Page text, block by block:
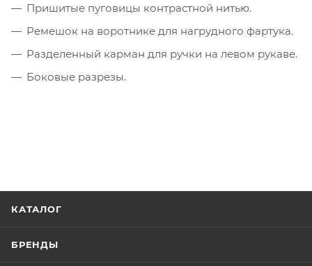
Пришитые пуговицы контрастной нитью.
Ремешок на воротнике для нагрудного фартука.
Разделенный карман для ручки на левом рукаве.
Боковые разрезы.
КАТАЛОГ
БРЕНДЫ